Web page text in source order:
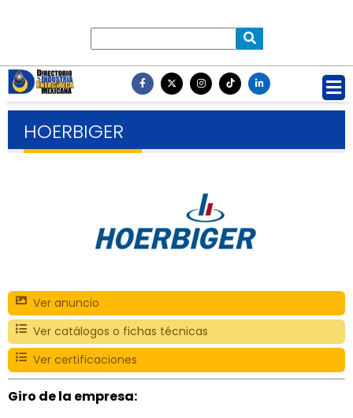
HOERBIGER
Ver anuncio
Ver catálogos o fichas técnicas
Ver certificaciones
Giro de la empresa: